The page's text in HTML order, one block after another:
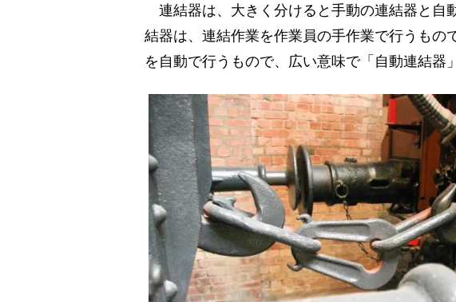
連結器は、大きく分けると手動の連結器と自
結器は、連結作業を作業員の手作業で行うもの
を自動で行うもので、広い意味で「自動連結器